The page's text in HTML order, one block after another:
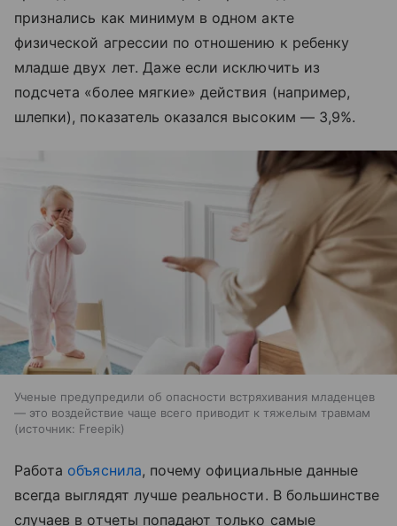
признались как минимум в одном акте
физической агрессии по отношению к ребенку
младше двух лет. Даже если исключить из
подсчета «более мягкие» действия (например,
шлепки), показатель оказался высоким — 3,9%.
Ученые предупредили об опасности встряхивания младенцев
— это воздействие чаще всего приводит к тяжелым травмам
источник: Freepik
Работа объяснила, почему официальные данные
всегда выглядят лучше реальности. В большинстве
случаев в отчеты попадают только самые